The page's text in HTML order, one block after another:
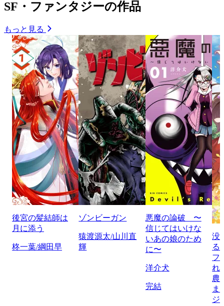
SF・ファンタジーの作品
もっと見る
後宮の髪結師は
月に添う
柊一葉/綱田早
ゾンビーガン
猿渡源太/山川直
輝
悪魔の論破 〜
信じてはいけな
いあの娘のため
に〜
洋介犬
完結
没
る
フ
れ
農
ま
ジ